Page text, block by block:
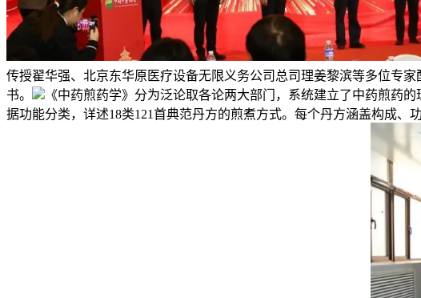
传授翟华强、北京东华原医疗设备无限义务公司总司理姜黎滨等多位专
书。
《中药煎药学》分为泛论取各论两大部门，系统建立了中药煎药
据功能分类，详述18类121首典范丹方的煎煮方式。每个丹方涵盖构成、